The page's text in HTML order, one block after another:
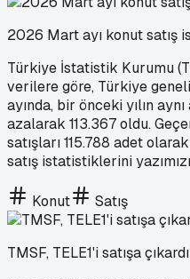
2026 Mart ayı konut satış
Türkiye İstatistik Kurumu
verilere göre, Türkiye
ayında, bir önceki yılın
azalarak 113.367 oldu.
satışları 115.788 adet
satış istatistiklerini
Konut Satış
TMSF, TELE1'i satışa